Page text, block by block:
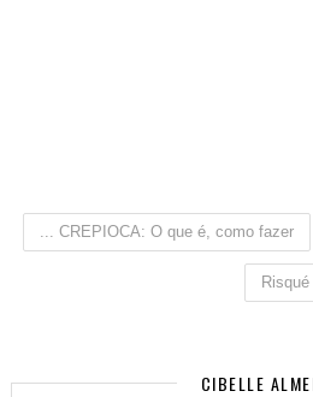
... CREPIOCA: O que é, como fazer
Risqué
CIBELLE